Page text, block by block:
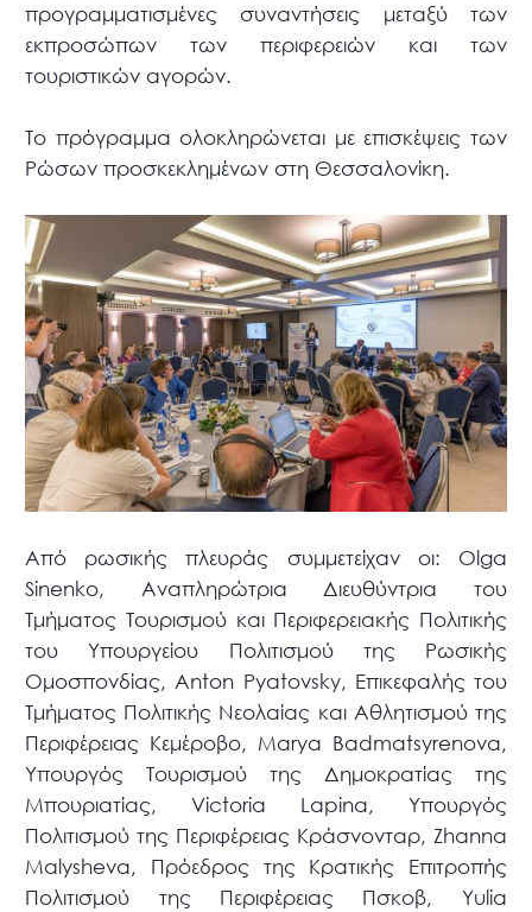
προγραμματισμένες συναντήσεις μεταξύ των
εκπροσώπων των περιφερειών και των
τουριστικών αγορών.
Το πρόγραμμα ολοκληρώνεται με επισκέψεις των
Ρώσων προσκεκλημένων στη Θεσσαλονίκη.
Από ρωσικής πλευράς συμμετείχαν οι: Olga
Sinenko, Αναπληρώτρια Διευθύντρια του
Τμήματος Τουρισμού και Περιφερειακής Πολιτικής
του Υπουργείου Πολιτισμού της Ρωσικής
Ομοσπονδίας, Anton Pyatovsky, Επικεφαλής του
Τμήματος Πολιτικής Νεολαίας και Αθλητισμού της
Περιφέρειας Κεμέροβο, Marya Badmatsyrenova,
Υπουργός Τουρισμού της Δημοκρατίας της
Μπουριατίας, Victoria Lapina, Υπουργός
Πολιτισμού της Περιφέρειας Κράσνονταρ, Zhanna
Malysheva, Πρόεδρος της Κρατικής Επιτροπής
Πολιτισμού της Περιφέρειας Πσκοβ, Yulia